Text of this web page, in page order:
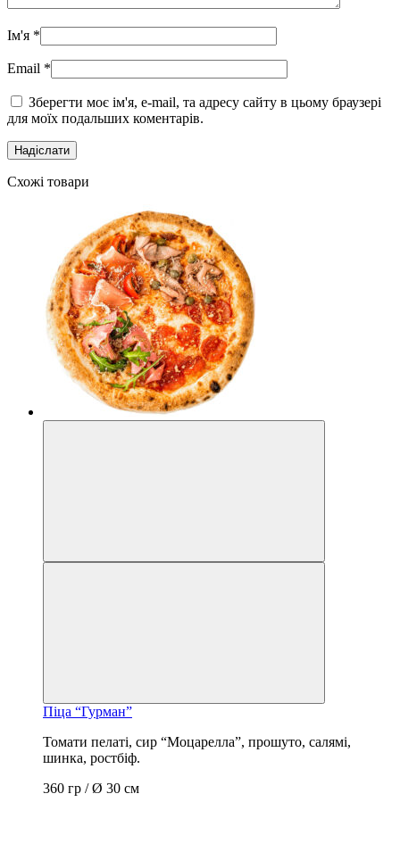
Ім'я *
Email *
Зберегти моє ім'я, e-mail, та адресу сайту в цьому браузері
для моїх подальших коментарів.
Схожі товари
Піца “Гурман”
Томати пелаті, сир “Моцарелла”, прошуто, салямі,
шинка, ростбіф.
360 гр / Ø 30 см